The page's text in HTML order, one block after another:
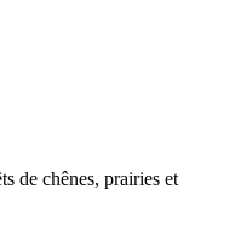
de chênes, prairies et